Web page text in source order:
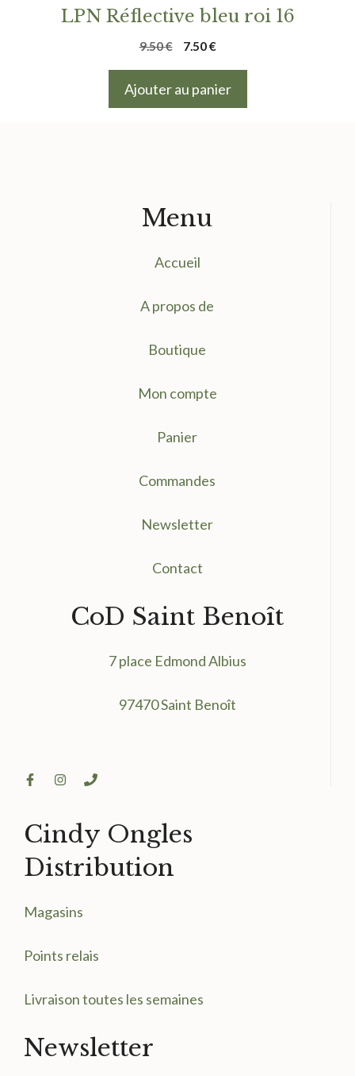
LPN Réflective bleu roi 16
9.50€
Le
7.50€Le
actuel
Ajouter au panier
Menu
Accueil
A propos de
Boutique
Mon compte
Panier
Commandes
Newsletter
Contact
CoD Saint Benoît
7 place Edmond Albius
97470 Saint Benoît
Cindy Ongles
Distribution
Magasins
Points relais
Livraison toutes les semaines
Newsletter